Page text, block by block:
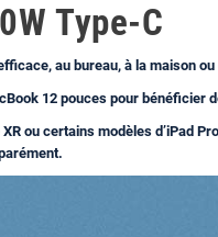
Type-C
au bureau, à la maison
12 pouces pour bénéficier
XR ou certains modèles